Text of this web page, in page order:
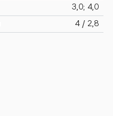
3,0; 4,0
4 / 2,8